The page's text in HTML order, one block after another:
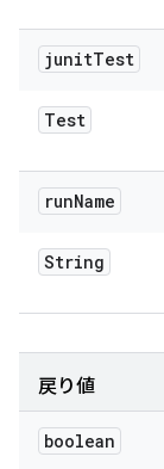
junitTest
Test
runName
String
戻り値
boolean